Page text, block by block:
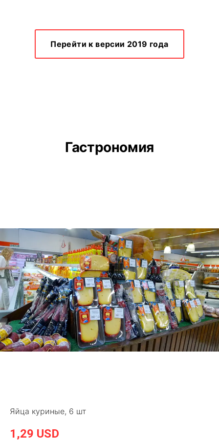
Перейти к версии 2019 года
Гастрономия
Яйца куриные, 6 шт
1,29 USD